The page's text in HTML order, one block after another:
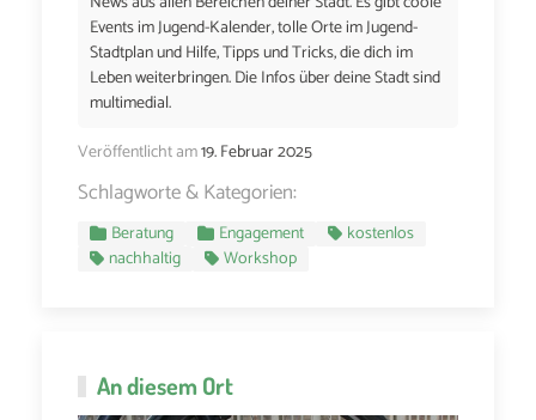
Events im Jugend-Kalender, tolle Orte im Jugend-
Stadtplan und Hilfe, Tipps und Tricks, die dich im
Leben weiterbringen. Die Infos über deine Stadt sind
multimedial.
Veröffentlicht am19. Februar 2025
Schlagworte & Kategorien:
Beratung Engagement
kostenlos
nachhaltig
Workshop
An diesem Ort